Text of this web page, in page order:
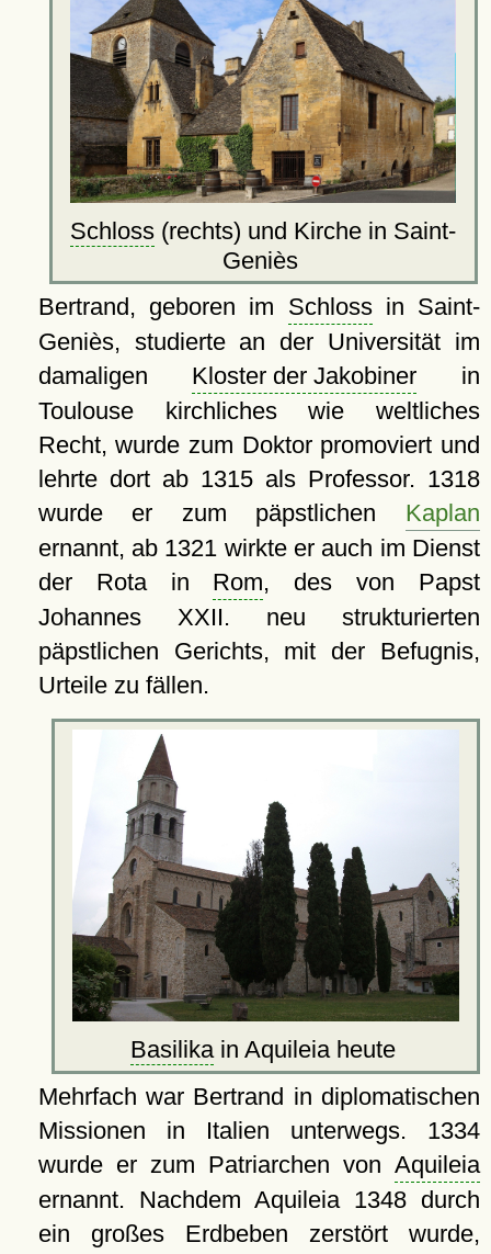
Schloss (rechts) und Kirche in Saint-
Geniès
Bertrand, geboren im Schlossin Saint-
Geniès, studierte an der Universität im
damaligen Kloster der Jakobiner in
Toulouse kirchliches wie weltliches
Recht, wurde zum Doktor promoviert und
lehrte dort ab 1315 als Professor. 1318
wurde er zum päpstlichen Kaplan
ernannt, ab 1321 wirkte er auch im Dienst
der Rota in Rom, des von Papst
Johannes XXII. neu strukturierten
päpstlichen Gerichts, mit der Befugnis,
Urteile zu fällen.
Basilikain Aquileia heute
Mehrfach war Bertrand in diplomatischen
Missionen in Italien unterwegs. 1334
wurde er zum Patriarchen von Aquileia
ernannt. Nachdem Aquileia 1348 durch
ein großes Erdbeben zerstört wurde,